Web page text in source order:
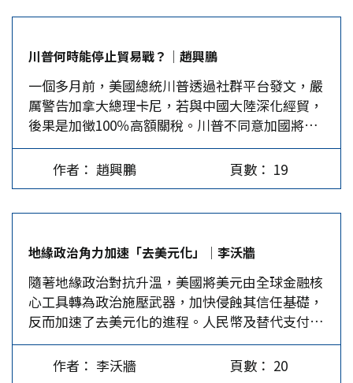
法》（IEEPA）課徵對等關稅違法，讓台美
ART「喜訊」陷入進退維谷的困境。亦即政府唯恐
對等關稅談判落後日韓兩國，於美國最高法院判決
前，大幅讓步透過「大開放」、「大投資」、「大
採購」條件替換5%關稅減讓，其背後似乎沒有府
院首長聲稱我方取得前所未有的成果，甚至需要付
出難以估計代價。很顯然地，此時需要暫緩立法審
議生效期程，藉此檢視被台美ART掩飾的真相，同
大幅放寬或排除美國產品進入市場門檻。其中，除
了為維護台灣軍工產業韌性，而保留中小貨車維持
一定關稅之外，完全豁免美製小型客車進口關稅，
以及取消進口數量限制；此外，全面開放因狂牛
症、萊克多巴胺疑慮而禁止輸入已持續20年的美豬
及美牛，以及較高風險內臟部位的進口，同時配合
國際研擬放寬豬腎萊劑標準。醫材及藥品進口關稅
的新關稅，並於一天後追加到15%，其效期為150
天，來取代原來的對等關稅。白宮堅持先前已完成
的對等關稅協議具有約束力，期望貿易夥伴能維持
承諾。 若將川普依IEEPA課徵的關稅取消，美國課
徵的平均加權關稅率會從15.4%下降7.1%，拉低到
8.3%，和美國貿易的各國都將受惠。然而，原來
和美國經過諮商，承諾大規模對美投資或採購而獲
得較低關稅的成員，如日本、韓國、台灣，其原來
而原來被課以高對等關稅的成員，如巴西的50%，
就會在沒有付出任何代價下突然受惠。而台灣在亞
洲三強的競爭中將最為劣勢，因為韓國和美國有
《自由貿易協定》，而日本的競爭力最強，受關稅
影響最少。 這對承諾做出巨大投資和採購，因此
獲得不疊加關稅率15%的日本、韓國、台灣，顯然
是不公平的。理論上，這些經濟體都應該和美國重
川普何時能停止貿易戰？│趙興鵬
一個多月前，美國總統川普透過社群平台發文，嚴
厲警告加拿大總理卡尼，若與中國大陸深化經貿，
後果是加徵100％高額關稅。川普不同意加國將美
國作為中國商品輸入的「中轉港」（Drop Off
Port），以此讓中國大陸商品繞道而行，文中並直
呼卡尼為「卡尼州長」（Governor Carney），降
京的政策不變。川普口口聲聲他與習近平關係很
好，全是讓人噁心的甜言蜜語，中國有一句俗語：
「當面說好話，背後捅刀子」，原來川普是這方面
的行家。對中、加貿易關係增溫，川普不檢討自
己，卻不停用盡手段恐嚇他人，簡直像一頭留著獅
子髮型的狂人。川普不是一頭真的獅子，只是會用
關稅及軍事恫嚇他國的假獅子；川普應該是一頭驢
作者： 趙興鵬 頁數： 19
地緣政治角力加速「去美元化」│李沃牆
隨著地緣政治對抗升溫，美國將美元由全球金融核
心工具轉為政治施壓武器，加快侵蝕其信任基礎，
反而加速了去美元化的進程。人民幣及替代支付體
系崛起，全球貨幣秩序正由美元單極走向多極制衡
的新階段。 在川普政府主導下，美元從維繫全球
作者： 李沃牆 頁數： 20